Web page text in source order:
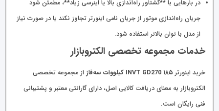
در بارهایی با **گشتاور راه‌اندازی بالا یا اینرسی زیاد**، مطمئن شود
جریان راه‌اندازی موتور از جریان نامی اینورتر تجاوز نکند یا در صورت نیاز
از مدل با توان بالاتر استفاده شود.
خدمات مجموعه تخصصی الکتروبازار
خرید اینورتر INVT GD270 ۱۸۵ کیلووات سه‌فاز
از مجموعه تخصصی
الکتروبازار به معنای دریافت کالایی اصل، دارای گارانتی معتبر و پشتیبانی
فنی رایگان است.